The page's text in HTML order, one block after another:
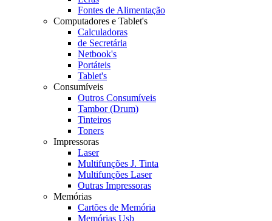
Fontes de Alimentação
Computadores e Tablet's
Calculadoras
de Secretária
Netbook's
Portáteis
Tablet's
Consumíveis
Outros Consumíveis
Tambor (Drum)
Tinteiros
Toners
Impressoras
Laser
Multifunções J. Tinta
Multifunções Laser
Outras Impressoras
Memórias
Cartões de Memória
Memórias Usb